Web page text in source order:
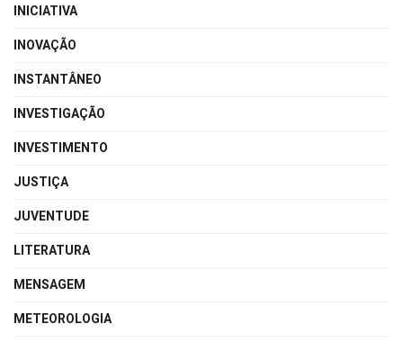
INICIATIVA
INOVAÇÃO
INSTANTÂNEO
INVESTIGAÇÃO
INVESTIMENTO
JUSTIÇA
JUVENTUDE
LITERATURA
MENSAGEM
METEOROLOGIA